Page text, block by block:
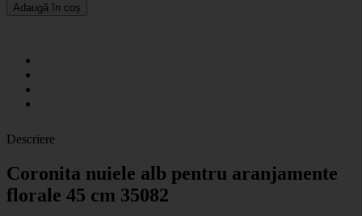
Adaugă în coș
Descriere
Coronita nuiele alb pentru aranjamente
florale 45 cm 35082